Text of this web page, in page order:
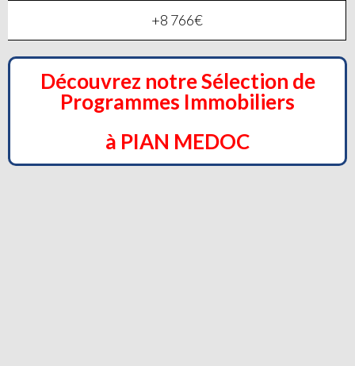
+8 766€
Découvrez notre Sélection de
Programmes Immobiliers
à PIAN MEDOC